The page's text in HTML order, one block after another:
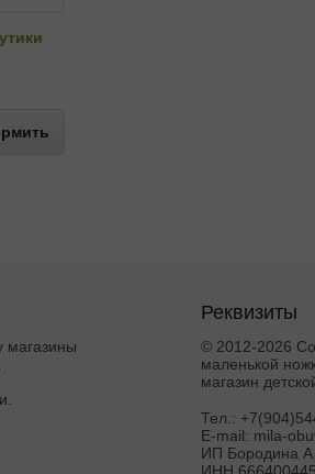
магазины
Реквизиты
© 2012-2026
маленькой
магазин
Тел.:
E-mail: mila-
ИП Бородина